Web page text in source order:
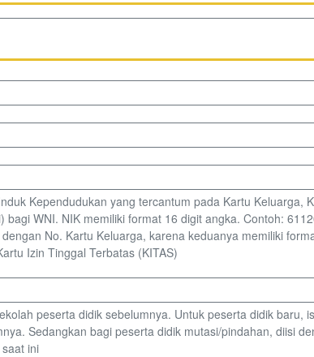
Kependudukan yang tercantum pada Kartu Keluarga,
bagi WNI. NIK memiliki format 16 digit angka. Contoh:
No. Kartu Keluarga, karena keduanya memiliki
Izin Tinggal Terbatas (KITAS)
peserta didik sebelumnya. Untuk peserta didik baru,
Sedangkan bagi peserta didik mutasi/pindahan, diisi
ini